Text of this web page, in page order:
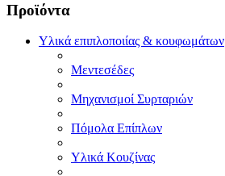
Προϊόντα
Υλικά επιπλοποιίας & κουφωμάτων
Μεντεσέδες
Μηχανισμοί Συρταριών
Πόμολα Επίπλων
Υλικά Κουζίνας